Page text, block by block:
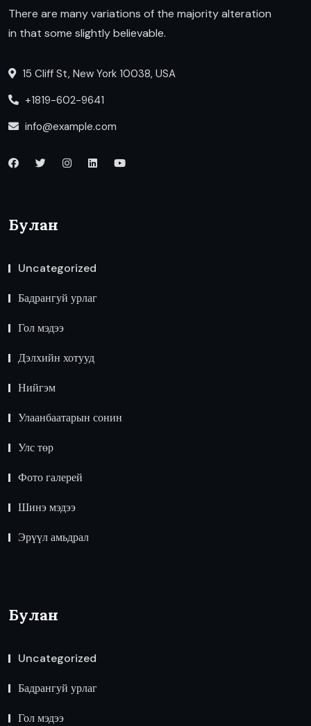
There are many variations of the majority alteration
in that some slightly believable.
15 Cliff St, New York 10038, USA
+1819-602-9641
info@example.com
Булан
Uncategorized
Бадрангуй урлаг
Гол мэдээ
Дэлхийн хотууд
Нийгэм
Улаанбаатарын сонин
Улс төр
Фото галерей
Шинэ мэдээ
Эрүүл амьдрал
Булан
Uncategorized
Бадрангуй урлаг
Гол мэдээ